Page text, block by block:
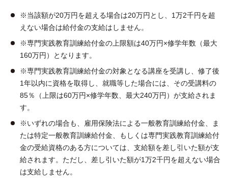
※当該額が20万円を超える場合は20万円とし、1万2千円を超
えない場合は給付金の支給はしません。
※専門実践教育訓練給付金の上限額は40万円×修学年数（最大
160万円）となります。
※専門実践教育訓練給付金の対象となる講座を受講し、修了後
1年以内に資格を取得し、就職等した場合には、その受講料の
85％（上限は60万円×修学年数、最大240万円）が支給されま
す。
※いずれの場合も、雇用保険法による一般教育訓練給付金、ま
たは特定一般教育訓練給付金、もしくは専門実践教育訓練給付
金の受給資格のある方については、支給額を差し引いた額が支
給されます。ただし、差し引いた額が1万2千円を超えない場合
は支給しません。